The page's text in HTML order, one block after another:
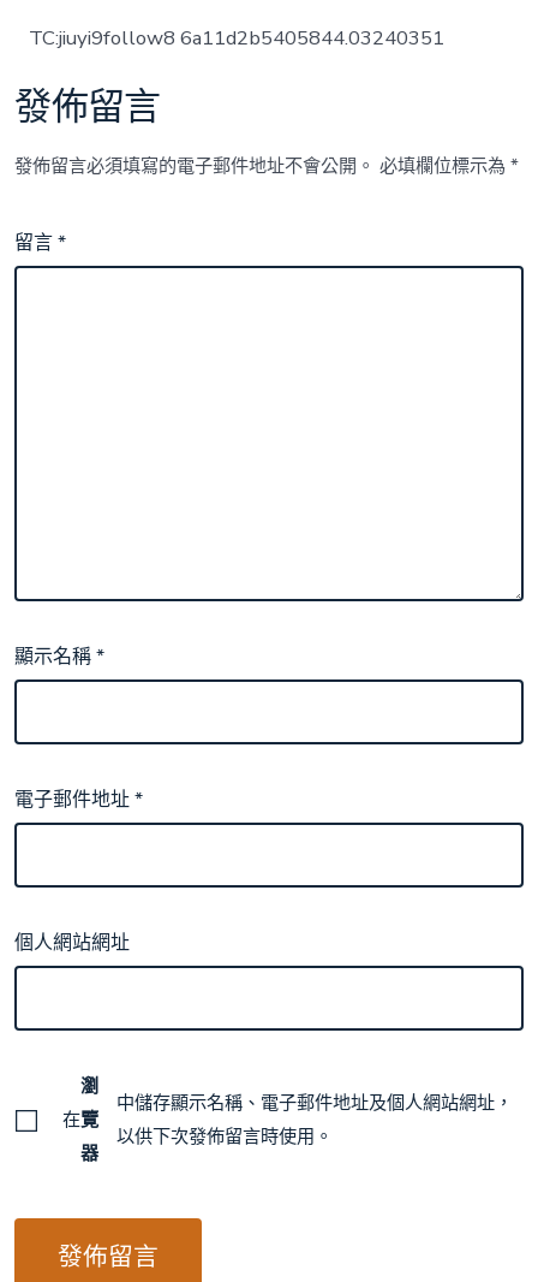
TC:jiuyi9follow8 6a11d2b5405844.03240351
發佈留言
發佈留言必須填寫的電子郵件地址不會公開。 必填欄位標示為*
留言*
顯示名稱*
電子郵件地址*
個人網站網址
在
瀏
覽
器
中儲存顯示名稱、電子郵件地址及個人網站網址，
以供下次發佈留言時使用。